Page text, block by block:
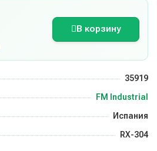
В корзину
35919
FM Industrial
Испания
RX-304